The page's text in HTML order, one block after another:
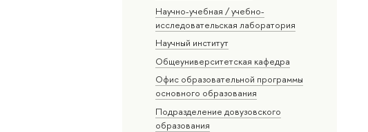
Научно-учебная / учебно-
исследовательская лаборатория
Научный институт
Общеуниверситетская кафедра
Офис образовательной программы
основного образования
Подразделение довузовского
образования